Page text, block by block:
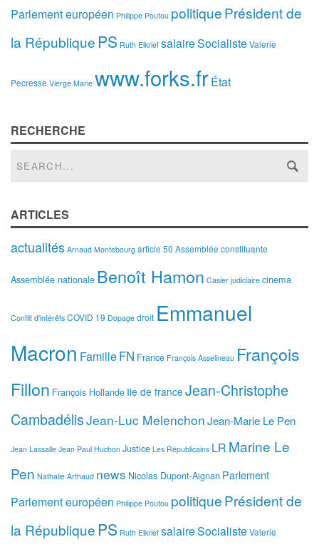
Parlement européen Philippe Poutou politiquePrésident de
la République PS Ruth Elkrief salaireSocialisteValerie
Pecresse Vierge Marie www.forks.frÉtat
RECHERCHE
ARTICLES
actualités Arnaud Montebourg article 50 Assemblée constituante
Assemblée nationale Benoît Hamon Casier judiciaire cinema
Conflit d'intérêts COVID 19 Dopage droit Emmanuel
Macron FamilleFN France François Asselineau François
Fillon François Hollande Ile de france Jean-Christophe
CambadélisJean-Luc MelenchonJean-Marie Le Pen
Jean Lassalle Jean Paul Huchon Justice Les Républicains LR Marine Le
Pen Nathalie Arthaud news Nicolas Dupont-Aignan Parlement
Parlement européen Philippe Poutou politiquePrésident de
la République PS Ruth Elkrief salaireSocialisteValerie